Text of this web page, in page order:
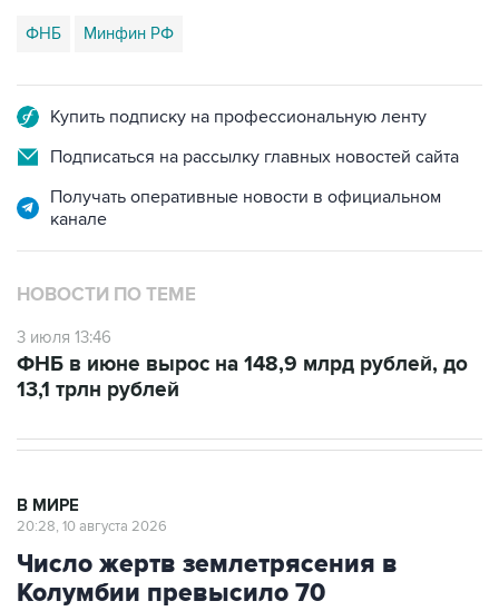
ФНБ Минфин РФ
Купить подписку на профессиональную ленту
Подписаться на рассылку главных новостей сайта
Получать оперативные новости в официальном
канале
НОВОСТИ ПО ТЕМЕ
3 июля 13:46
ФНБ в июне вырос на 148,9 млрд рублей, до
13,1 трлн рублей
В МИРЕ
20:28, 10 августа 2026
Число жертв землетрясения в
Колумбии превысило 70